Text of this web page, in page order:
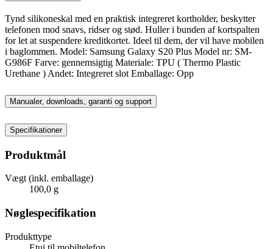
Tynd silikoneskal med en praktisk integreret kortholder, beskytter
telefonen mod snavs, ridser og stød. Huller i bunden af kortspalten
for let at suspendere kreditkortet. Ideel til dem, der vil have mobilen
i baglommen. Model: Samsung Galaxy S20 Plus Model nr: SM-
G986F Farve: gennemsigtig Materiale: TPU ( Thermo Plastic
Urethane ) Andet: Integreret slot Emballage: Opp
Manualer, downloads, garanti og support
Specifikationer
Produktmål
Vægt (inkl. emballage)
100,0 g
Nøglespecifikation
Produkttype